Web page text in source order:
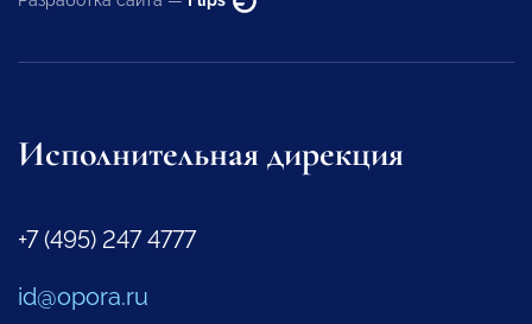
Исполнительная дирекция
+7 (495) 247 4777
id@opora.ru